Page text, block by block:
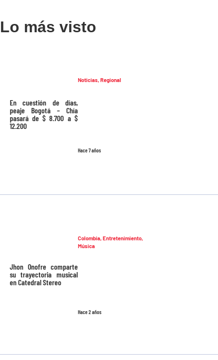
Lo más visto
Noticias,Regional
Hace 7 años
En cuestión de días,
peaje Bogotá – Chía
pasará de $ 8.700 a $
12.200
Colombia, Entretenimiento,
Música
Hace 2 años
Jhon Onofre comparte
su trayectoria musical
en Catedral Stereo